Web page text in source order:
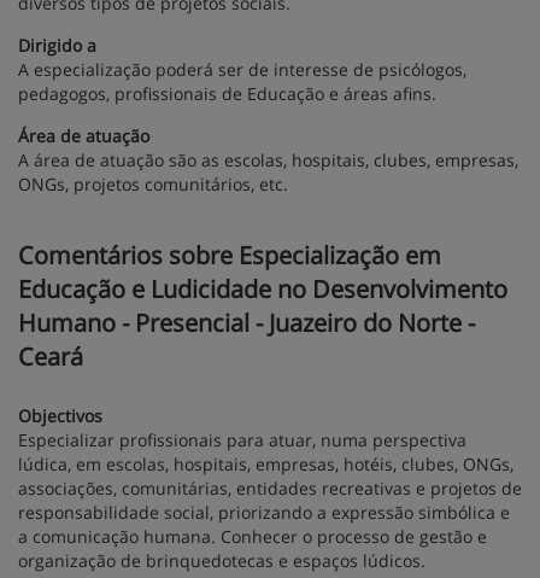
Dirigido a
A especialização poderá ser de interesse de psicólogos,
pedagogos, profissionais de Educação e áreas afins.
Área de atuação
A área de atuação são as escolas, hospitais, clubes, empresas,
ONGs, projetos comunitários, etc.
Comentários sobre Especialização em
Educação e Ludicidade no Desenvolvimento
Humano - Presencial - Juazeiro do Norte -
Ceará
Objectivos
Especializar profissionais para atuar, numa perspectiva
lúdica, em escolas, hospitais, empresas, hotéis, clubes, ONGs,
associações, comunitárias, entidades recreativas e projetos de
responsabilidade social, priorizando a expressão simbólica e
a comunicação humana. Conhecer o processo de gestão e
organização de brinquedotecas e espaços lúdicos.